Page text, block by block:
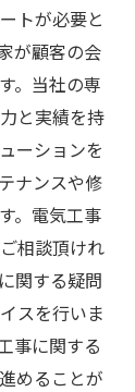
トが必要と
が顧客の会
。当社の専
と実績を持
ーションを
ナンスや修
。電気工事
相談頂けれ
関する疑問
スを行いま
事に関する
めることが